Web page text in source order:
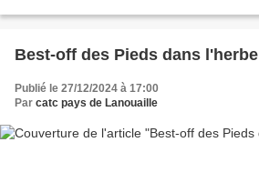
Best-off des Pieds dans l'herbe
Publié le 27/12/2024 à 17:00
Par catc pays de Lanouaille